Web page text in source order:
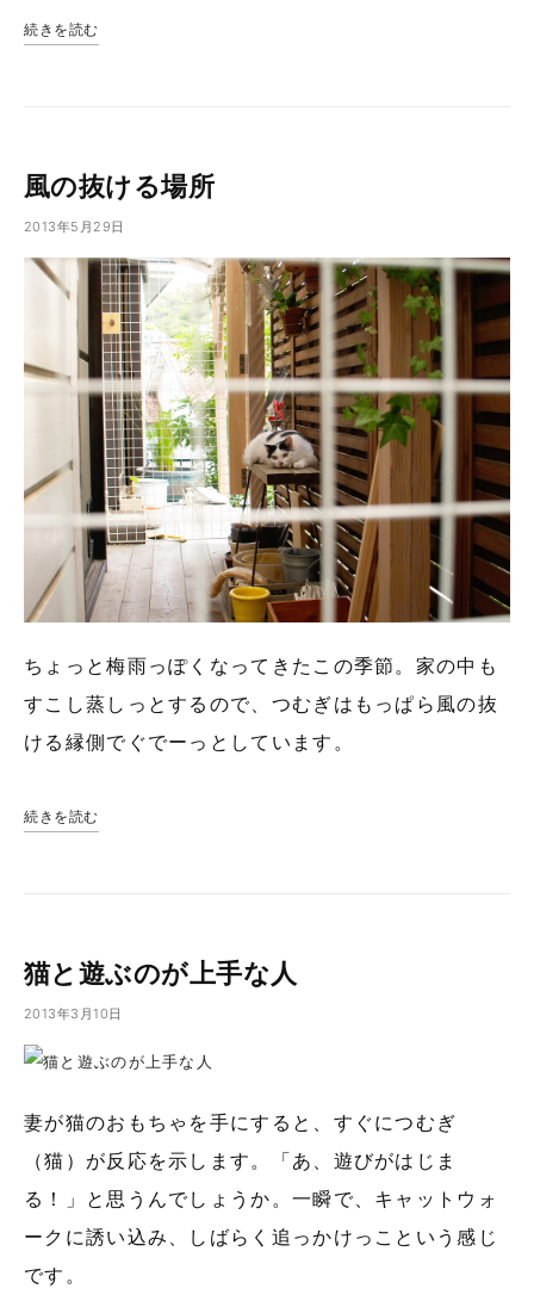
続きを読む
風の抜ける場所
2013年5月29日
ちょっと梅雨っぽくなってきたこの季節。家の中も
すこし蒸しっとするので、つむぎはもっぱら風の抜
ける縁側でぐでーっとしています。
続きを読む
猫と遊ぶのが上手な人
2013年3月10日
妻が猫のおもちゃを手にすると、すぐにつむぎ
（猫）が反応を示します。「あ、遊びがはじま
る！」と思うんでしょうか。一瞬で、キャットウォ
ークに誘い込み、しばらく追っかけっこという感じ
です。